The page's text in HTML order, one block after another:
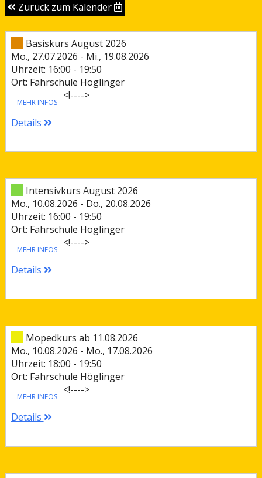
Zurück zum Kalender
Basiskurs August 2026
Mo., 27.07.2026 - Mi., 19.08.2026
Uhrzeit: 16:00 - 19:50
Ort: Fahrschule Höglinger
<!--
MEHR INFOS
-->
Details
Intensivkurs August 2026
Mo., 10.08.2026 - Do., 20.08.2026
Uhrzeit: 16:00 - 19:50
Ort: Fahrschule Höglinger
<!--
MEHR INFOS
-->
Details
Mopedkurs ab 11.08.2026
Mo., 10.08.2026 - Mo., 17.08.2026
Uhrzeit: 18:00 - 19:50
Ort: Fahrschule Höglinger
<!--
MEHR INFOS
-->
Details